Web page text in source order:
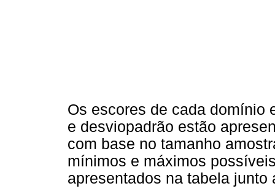
Os escores de cada domínio
e desviopadrão estão
com base no tamanho
mínimos e máximos
apresentados na tabela